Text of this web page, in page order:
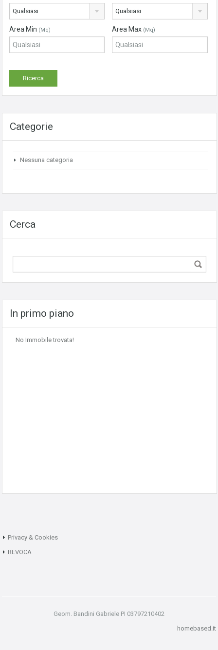
Qualsiasi Qualsiasi
Area Min (Mq) Area Max (Mq)
Categorie
Nessuna categoria
Cerca
In primo piano
No Immobile trovata!
Privacy & Cookies
REVOCA
Geom. Bandini Gabriele PI 03797210402
homebased.it